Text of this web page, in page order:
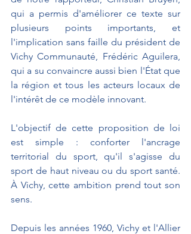
qui a permis d'améliorer ce texte sur
plusieurs points importants, et
l'implication sans faille du président de
Vichy Communauté, Frédéric Aguilera,
qui a su convaincre aussi bien l'État que
la région et tous les acteurs locaux de
l'intérêt de ce modèle innovant.
L'objectif de cette proposition de loi
est simple : conforter l'ancrage
territorial du sport, qu'il s'agisse du
sport de haut niveau ou du sport santé.
À Vichy, cette ambition prend tout son
sens.
Depuis les années 1960, Vichy et l'Allier